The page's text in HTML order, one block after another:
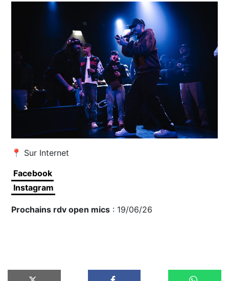
📍 Sur Internet
Facebook
Instagram
Prochains rdv open mics : 19/06/26